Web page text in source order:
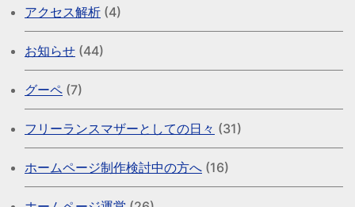
アクセス解析 (4)
お知らせ (44)
グーペ (7)
フリーランスマザーとしての日々 (31)
ホームページ制作検討中の方へ (16)